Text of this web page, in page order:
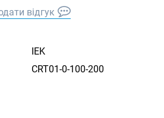
відгук
IEK
CRT01-0-100-200